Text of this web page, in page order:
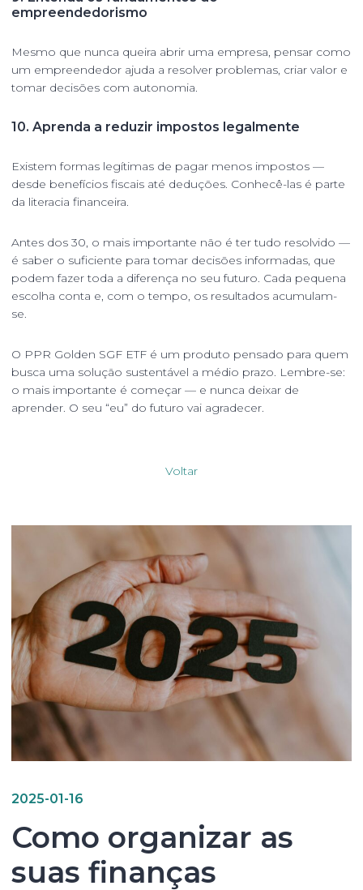
empreendedorismo
Mesmo que nunca queira abrir uma empresa, pensar como
um empreendedor ajuda a resolver problemas, criar valor e
tomar decisões com autonomia.
10. Aprenda a reduzir impostos legalmente
Existem formas legítimas de pagar menos impostos —
desde benefícios fiscais até deduções. Conhecê-las é parte
da literacia financeira.
Antes dos 30, o mais importante não é ter tudo resolvido —
é saber o suficiente para tomar decisões informadas, que
podem fazer toda a diferença no seu futuro. Cada pequena
escolha conta e, com o tempo, os resultados acumulam-
se.
O PPR Golden SGF ETF é um produto pensado para quem
busca uma solução sustentável a médio prazo. Lembre-se:
o mais importante é começar — e nunca deixar de
aprender. O seu “eu” do futuro vai agradecer.
Voltar
2025-01-16
Como organizar as
suas finanças